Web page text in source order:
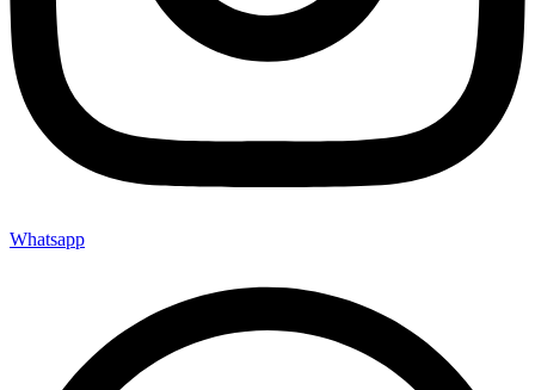
Whatsapp